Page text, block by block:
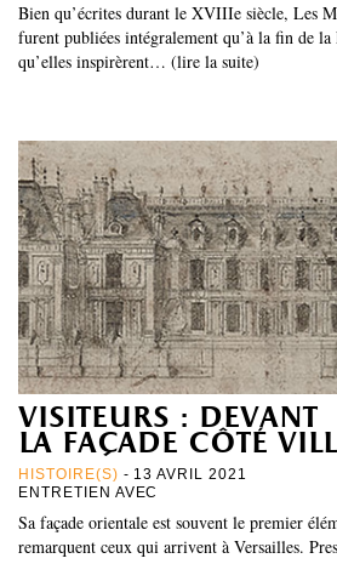
Bien qu’écrites durant le XVIIIe siècle, Les
furent publiées intégralement qu’à la fin de la
qu’elles inspirèrent… (lire la suite)
visiteurs : devant
la façade côté
HISTOIRE(S) - 13 AVRIL 2021
ENTRETIEN AVEC
Sa façade orientale est souvent le premier
remarquent ceux qui arrivent à Versailles.